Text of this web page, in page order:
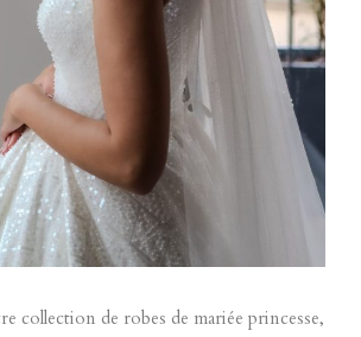
collection de robes de mariée princesse,